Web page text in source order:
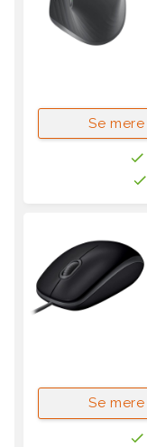
Se mere
Se mere